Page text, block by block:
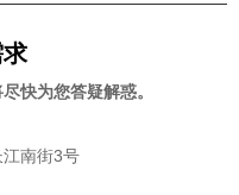
快为您答疑解惑。
南街3号